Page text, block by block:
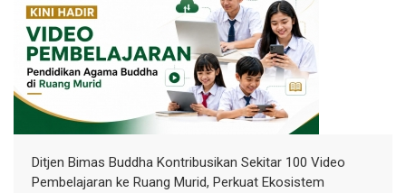
Ditjen Bimas Buddha Kontribusikan Sekitar 100 Video
Pembelajaran ke Ruang Murid, Perkuat Ekosistem